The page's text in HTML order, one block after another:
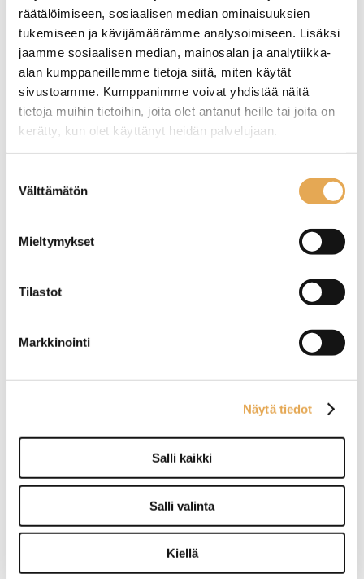
räätälöimiseen, sosiaalisen median ominaisuuksien
tukemiseen ja kävijämäärämme analysoimiseen. Lisäksi
jaamme sosiaalisen median, mainosalan ja analytiikka-
alan kumppaneillemme tietoja siitä, miten käytät
sivustoamme. Kumppanimme voivat yhdistää näitä
tietoja muihin tietoihin, joita olet antanut heille tai joita on
kerätty, kun olet käyttänyt heidän palvelujaan.
valinta
Välttämätön
Mieltymykset
Tilastot
Markkinointi
Näytä tiedot
Salli kaikki
Salli valinta
Kiellä
Lämpökaappi
lämpötasolla Restmec
Ulkomitat: (l) 1600 x (s) 650 x
Lämpökaappi
lämpötasolla Porkka HL-
Ulkomitat: (l) 1660 x (s) 650 x
Sähköteho: 1,35 kW / 230 V.
lämpötasolla Porkka HL-
Sähköteho: 0,55 kW / 230 V.
lämpötasolla Porkka HL-
Sähköteho: 0,8 kW / 230 V.